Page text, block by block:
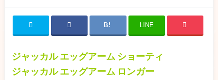
LINE
ジャッカル エッグアーム ショーティ
ジャッカル エッグアーム ロンガー